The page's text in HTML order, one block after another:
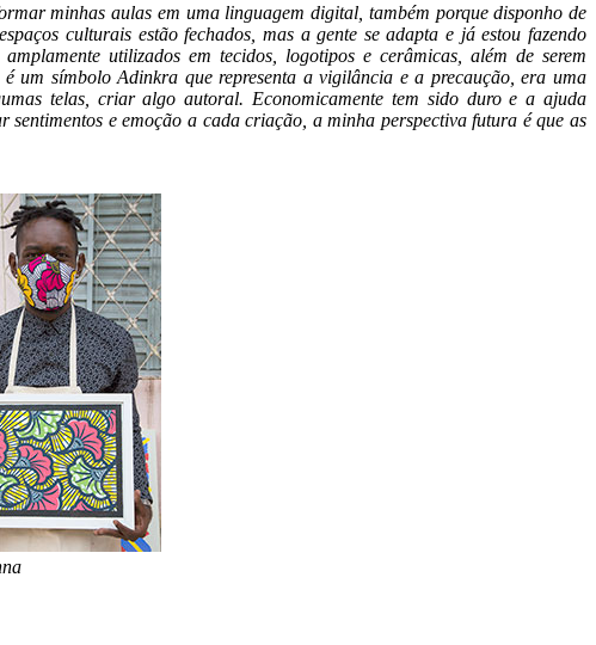
minhas aulas em uma linguagem digital, também porque disponho de
culturais estão fechados, mas a gente se adapta e já estou fazendo
utilizados em tecidos, logotipos e cerâmicas, além de serem
um símbolo Adinkra que representa a vigilância e a precaução, era uma
telas, criar algo autoral. Economicamente tem sido duro e a ajuda
e emoção a cada criação, a minha perspectiva futura é que as